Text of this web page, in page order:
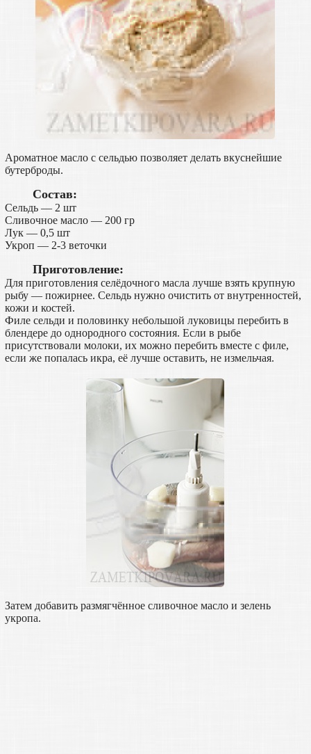
Ароматное масло с сельдью позволяет делать вкуснейшие
бутерброды.
Состав:
Сельдь — 2 шт
Сливочное масло — 200 гр
Лук — 0,5 шт
Укроп — 2-3 веточки
Приготовление:
Для приготовления селёдочного масла лучше взять крупную
рыбу — пожирнее. Сельдь нужно очистить от внутренностей,
кожи и костей.
Филе сельди и половинку небольшой луковицы перебить в
блендере до однородного состояния. Если в рыбе
присутствовали молоки, их можно перебить вместе с филе,
если же попалась икра, её лучше оставить, не измельчая.
Затем добавить размягчённое сливочное масло и зелень
укропа.